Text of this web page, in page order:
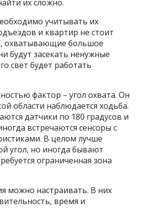
их сложно.
учитывать их
и квартир не стоит
охватывающие большое
будут засекать ненужные
свет будет работать
фактор – угол охвата. Он
области наблюдается ходьба.
датчики по 180 градусов и
встречаются сенсоры с
В целом лучше
угол, но иногда бывают
ограниченная зона
можно настраивать. В них
время и